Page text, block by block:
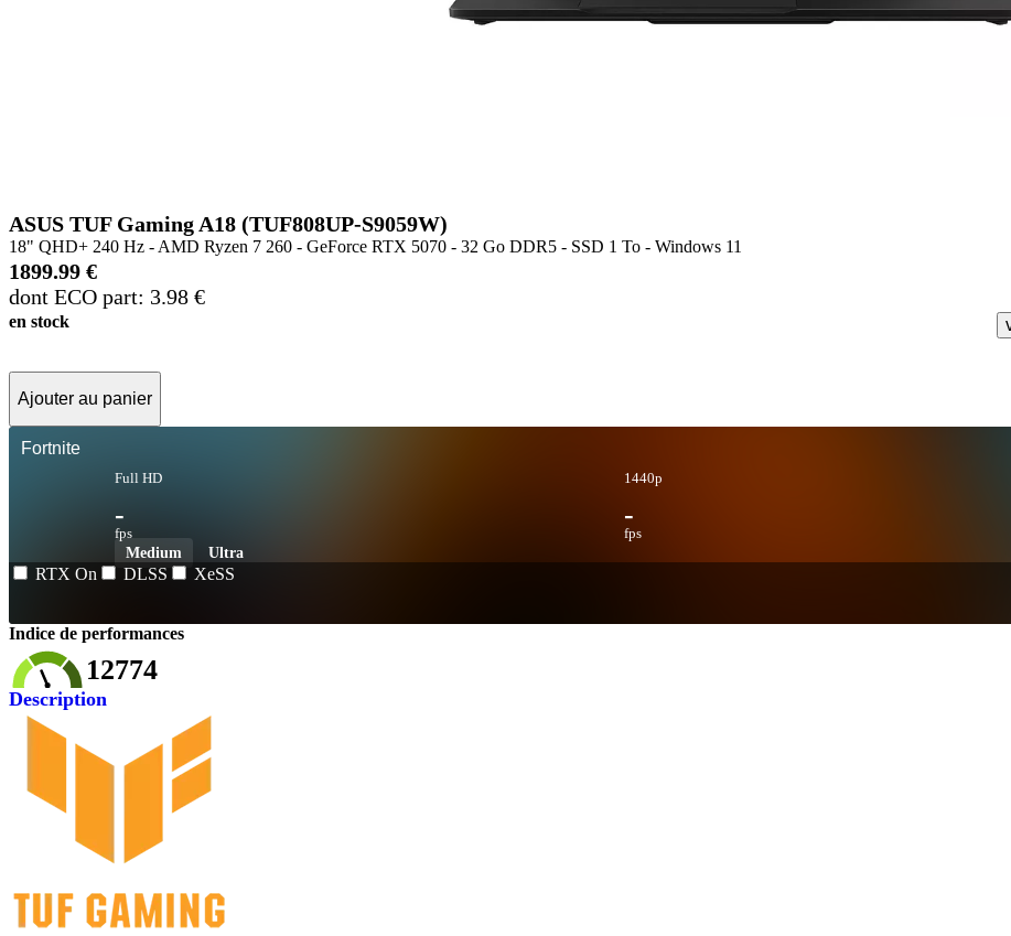
ASUS TUF Gaming A18 (TUF808UP-S9059W)
18" QHD+ 240 Hz - AMD Ryzen 7 260 - GeForce RTX 5070 - 32 Go DDR5 - SSD 1 To - Windows 11
1899.99 €
dont ECO part: 3.98 €
en stock
Ajouter au panier
Fortnite
Full HD
-
fps
1440p
-
fps
Medium Ultra
RTX On DLSS XeSS
Indice de performances
12774
Description